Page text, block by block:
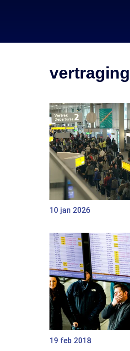
vertraging
10 jan 2026
19 feb 2018